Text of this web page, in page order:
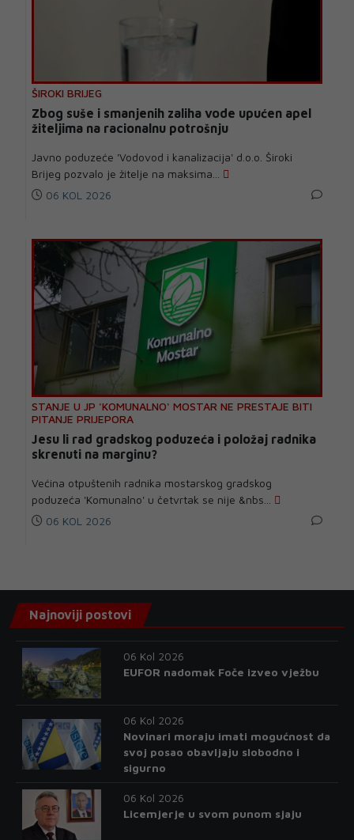
ŠIROKI BRIJEG
Zbog suše i smanjenih zaliha vode upućen apel
žiteljima na racionalnu potrošnju
Javno poduzeće 'Vodovod i kanalizacija' d.o.o. Široki
Brijeg pozvalo je žitelje na maksima...
06 KOL 2026
STANJE U JP 'KOMUNALNO' MOSTAR NE PRESTAJE BITI
PITANJE PRIJEPORA
Jesu li rad gradskog poduzeća i položaj radnika
skrenuti na marginu?
Većina otpuštenih radnika mostarskog gradskog
poduzeća 'Komunalno' u četvrtak se nije &nbs...
06 KOL 2026
Najnoviji postovi
06 Kol 2026
EUFOR nadomak Foče izveo vježbu
06 Kol 2026
Novinari moraju imati mogućnost da
svoj posao obavljaju slobodno i
sigurno
06 Kol 2026
Licemjerje u svom punom sjaju